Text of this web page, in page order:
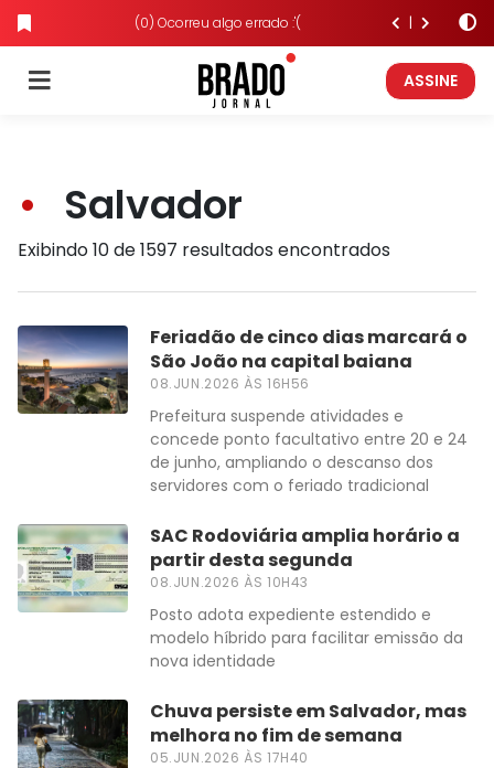
(0) Ocorreu algo errado :'(
ASSINE
Salvador
Exibindo 10 de 1597 resultados encontrados
Feriadão de cinco dias marcará o
São João na capital baiana
08.JUN.2026 ÀS 16H56
Prefeitura suspende atividades e
concede ponto facultativo entre 20 e 24
de junho, ampliando o descanso dos
servidores com o feriado tradicional
SAC Rodoviária amplia horário a
partir desta segunda
08.JUN.2026 ÀS 10H43
Posto adota expediente estendido e
modelo híbrido para facilitar emissão da
nova identidade
Chuva persiste em Salvador, mas
melhora no fim de semana
05.JUN.2026 ÀS 17H40